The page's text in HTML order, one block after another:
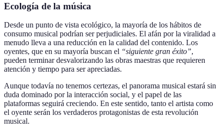
Ecología de la música
Desde un punto de vista ecológico, la mayoría de los hábitos de
consumo musical podrían ser perjudiciales. El afán por la viralidad a
menudo lleva a una reducción en la calidad del contenido. Los
oyentes, que en su mayoría buscan el “siguiente gran éxito”,
pueden terminar desvalorizando las obras maestras que requieren
atención y tiempo para ser apreciadas.
Aunque todavía no tenemos certezas, el panorama musical estará sin
duda dominado por la interacción social, y el papel de las
plataformas seguirá creciendo. En este sentido, tanto el artista como
el oyente serán los verdaderos protagonistas de esta revolución
musical.